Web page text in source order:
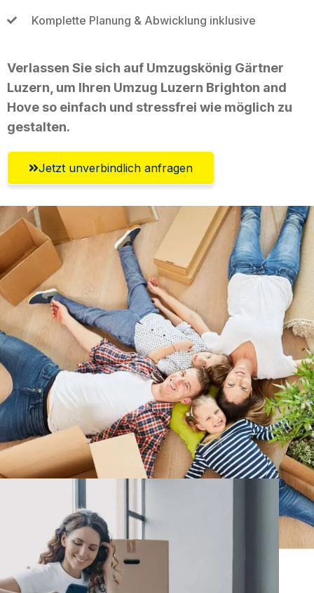
Komplette Planung & Abwicklung inklusive
Verlassen Sie sich auf Umzugskönig Gärtner
Luzern, um Ihren Umzug Luzern Brighton and
Hove so einfach und stressfrei wie möglich zu
gestalten.
Jetzt unverbindlich anfragen